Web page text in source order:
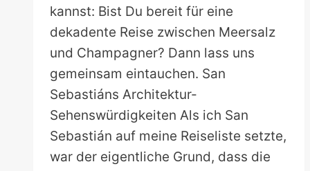
kannst: Bist Du bereit für eine
dekadente Reise zwischen Meersalz
und Champagner? Dann lass uns
gemeinsam eintauchen. San
Sebastiáns Architektur-
Sehenswürdigkeiten Als ich San
Sebastián auf meine Reiseliste setzte,
war der eigentliche Grund, dass die